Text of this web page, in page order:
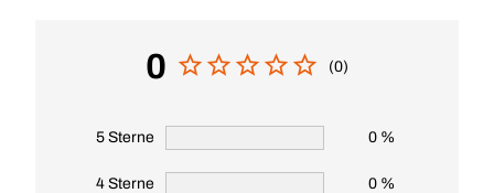
0 (0)
5 Sterne 0 %
4 Sterne 0 %